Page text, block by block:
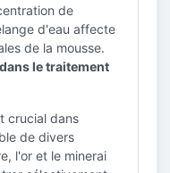
de
d'eau affecte
de la mousse.
le traitement
crucial dans
de divers
l'or et le minerai